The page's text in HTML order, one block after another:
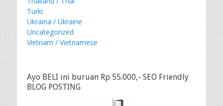
Turki
Ukraina / Ukraine
Uncategorized
Vietnam / Vietnamese
Ayo BELI ini buruan Rp 55.000,- SEO Friendly
BLOG POSTING